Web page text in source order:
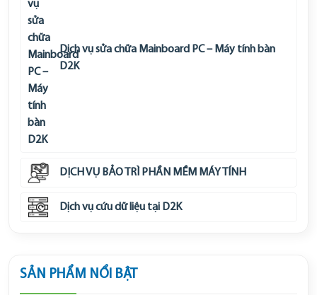
Dịch vụ sửa chữa Mainboard PC – Máy tính bàn
D2K
DỊCH VỤ BẢO TRÌ PHẦN MỀM MÁY TÍNH
Dịch vụ cứu dữ liệu tại D2K
SẢN PHẨM NỔI BẬT